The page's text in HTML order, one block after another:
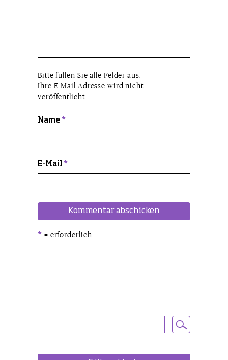
Bitte füllen Sie alle Felder aus.
Ihre E-Mail-Adresse wird nicht
veröffentlicht.
Name *
E-Mail *
Alternative:
* = erforderlich